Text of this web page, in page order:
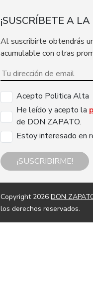
¡SUSCRÍBETE A
Al suscribirte obtendrás
acumulable con otras
Acepto Politica Alta
He leído y acepto la
de DON ZAPATO.
Estoy interesado en
¡SUSCRIBIRME!
Copyright 2026 DON
los derechos reservados.